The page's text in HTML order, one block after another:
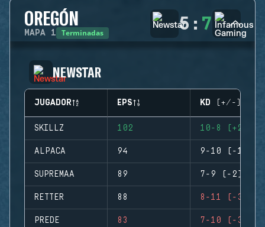
OREGÓN
MAPA 1 Terminadas 5 : 7
NEWSTAR
JUGADOR EPS KD (+/-)
SKILLZ 102 10-8 (+2)
ALPACA 94 9-10 (-1)
SUPREMAA 89 7-9 (-2)
RETTER 88 8-11 (-3)
PREDE 83 7-10 (-3)